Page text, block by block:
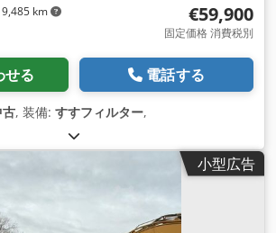
9,485 km €59,900
固定価格 消費税別
せる 電話する
, 装備: すすフィルター,
小型広告